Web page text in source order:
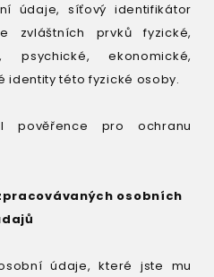
údaje, síťový identifikátor
prvků fyzické,
psychické, ekonomické,
identity této fyzické osoby.
pověřence pro ochranu
osobních
údaje, které jste mu